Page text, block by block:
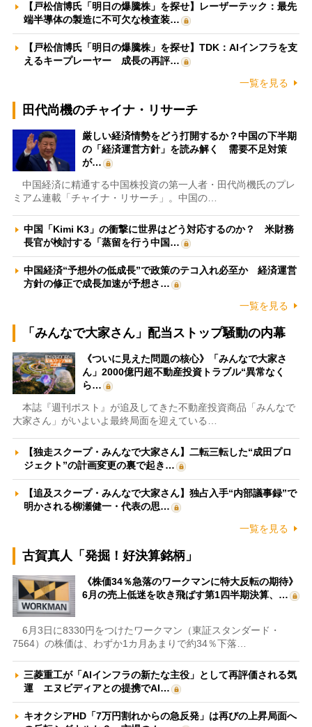
【戸松信博氏「明日の爆騰株」を探せ】レーザーテック：最先
端半導体の製造に不可欠な検査装…
【戸松信博氏「明日の爆騰株」を探せ】TDK：AIインフラを支
えるキープレーヤー 成長の再評…
一覧を見る
田代尚機のチャイナ・リサーチ
厳しい経済情勢をどう打開するか？中国の下半期
の「経済運営方針」を読み解く 需要不足対策
が…
中国経済に精通する中国株投資の第一人者・田代尚機氏のプレ
ミアム連載「チャイナ・リサーチ」。中国の…
中国「Kimi K3」の衝撃に世界はどう対応するのか？ 米財務
長官が検討する「蒸留を行う中国…
中国経済“予想外の低成長”で政策のテコ入れ必至か 経済運営
方針の修正で成長加速が予想さ…
一覧を見る
「みんなで大家さん」配当ストップ騒動の内幕
《ついに見えた問題の核心》「みんなで大家さ
ん」2000億円超不動産投資トラブル“異常なく
ら…
本誌『週刊ポスト』が追及してきた不動産投資商品「みんなで
大家さん」がいよいよ最終局面を迎えている…
【独走スクープ・みんなで大家さん】二転三転した“成田プロ
ジェクト”の計画変更の裏で起き…
【追及スクープ・みんなで大家さん】独占入手“内部議事録”で
明かされる柳瀬健一・代表の思…
一覧を見る
古賀真人「発掘！好決算銘柄」
《株価34％急落のワークマンに特大反転の期待》
6月の売上低迷を吹き飛ばす第1四半期決算、…
6月3日に8330円をつけたワークマン（東証スタンダード・
7564）の株価は、わずか1カ月あまりで約34％下落…
三菱重工が「AIインフラの新たな主役」として再評価される気
運 エヌビディアとの提携でAI…
キオクシアHD「7万円割れからの急反発」は再びの上昇局面へ